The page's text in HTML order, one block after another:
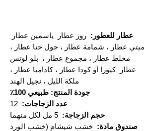
عطار للعطور: روز عطار ياسمين عطار
ميتي عطار ، شمامة عطار ، جول حنا عطار ،
مخلط عطار ، مجموع عطار ، بلو لوتس
عطار كيورا أو كودا عطار ، كادامبا عطار ،
ملكة الليل ، نجيل الهند
جودة المنتج: طبيعي 100٪
عدد الزجاجات:
حجم الزجاجة:
صندوق مادة: خشب شيشام (خشب الورد